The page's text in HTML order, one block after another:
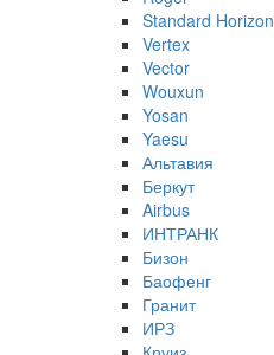
Standard Horizon
Vertex
Vector
Wouxun
Yosan
Yaesu
Альтавия
Беркут
Airbus
ИНТРАНК
Бизон
Баофенг
Гранит
ИРЗ